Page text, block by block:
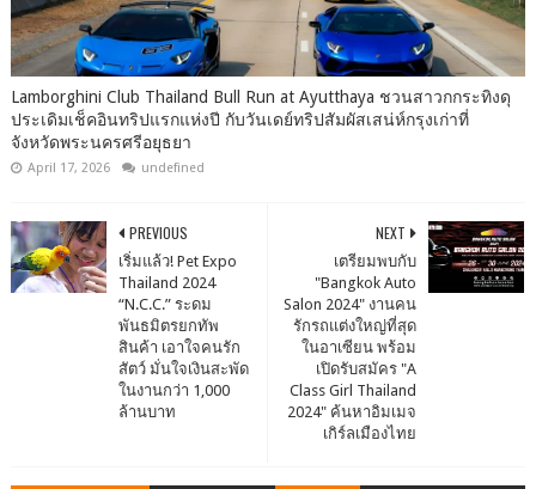
Lamborghini Club Thailand Bull Run at Ayutthaya ชวนสาวกกระทิงดุ
ประเดิมเช็คอินทริปแรกแห่งปี กับวันเดย์ทริปสัมผัสเสน่ห์กรุงเก่าที่
จังหวัดพระนครศรีอยุธยา
April 17, 2026 undefined
NEXT
เตรียมพบกับ
"Bangkok Auto
Salon 2024" งานคน
รักรถแต่งใหญ่ที่สุด
ในอาเซียน พร้อม
เปิดรับสมัคร "A
Class Girl Thailand
2024" ค้นหาอิมเมจ
เกิร์ลเมืองไทย
PREVIOUS
เริ่มแล้ว! Pet Expo
Thailand 2024
“N.C.C.” ระดม
พันธมิตรยกทัพ
สินค้า เอาใจคนรัก
สัตว์ มั่นใจเงินสะพัด
ในงานกว่า 1,000
ล้านบาท